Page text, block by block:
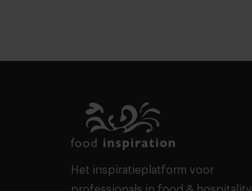
Het inspiratieplatform voor